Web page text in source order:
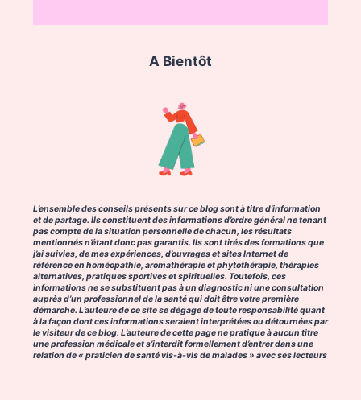
A Bientôt
L’ensemble des conseils présents sur ce blog sont à titre d’information
et de partage. Ils constituent des informations d’ordre général ne tenant
pas compte de la situation personnelle de chacun, les résultats
mentionnés n’étant donc pas garantis. Ils sont tirés des formations que
j’ai suivies, de mes expériences, d’ouvrages et sites Internet de
référence en homéopathie, aromathérapie et phytothérapie, thérapies
alternatives, pratiques sportives et spirituelles. Toutefois, ces
informations ne se substituent pas à un diagnostic ni une consultation
auprès d’un professionnel de la santé qui doit être votre première
démarche. L’auteure de ce site se dégage de toute responsabilité quant
à la façon dont ces informations seraient interprétées ou détournées par
le visiteur de ce blog. L’auteure de cette page ne pratique à aucun titre
une profession médicale et s’interdit formellement d’entrer dans une
relation de « praticien de santé vis-à-vis de malades » avec ses lecteurs